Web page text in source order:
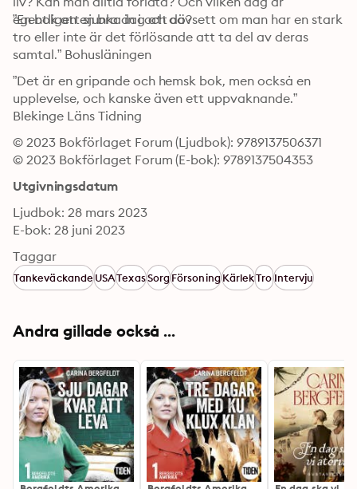
egentligen en bra dag att dö?
”En bok att sjunka in i och oavsett om man har en stark
tro eller inte är det förlösande att ta del av deras
samtal.” Bohusläningen
”Det är en gripande och hemsk bok, men också en
upplevelse, och kanske även ett uppvaknande.”
Blekinge Läns Tidning
© 2023 Bokförlaget Forum (Ljudbok): 9789137506371
© 2023 Bokförlaget Forum (E-bok): 9789137504353
Utgivningsdatum
Ljudbok: 28 mars 2023
E-bok: 28 juni 2023
Taggar
TankeväckandeUSATexasSorgFörsoningKärlekTroIntervju
Andra gillade också ...